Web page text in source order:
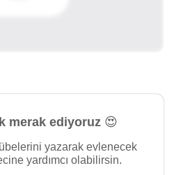
merak ediyoruz 😍
yazarak evlenecek
yardımcı olabilirsin.